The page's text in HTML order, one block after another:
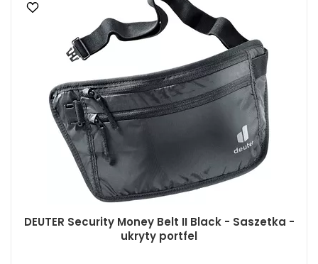
DEUTER Security Money Belt II Black - Saszetka -
ukryty portfel